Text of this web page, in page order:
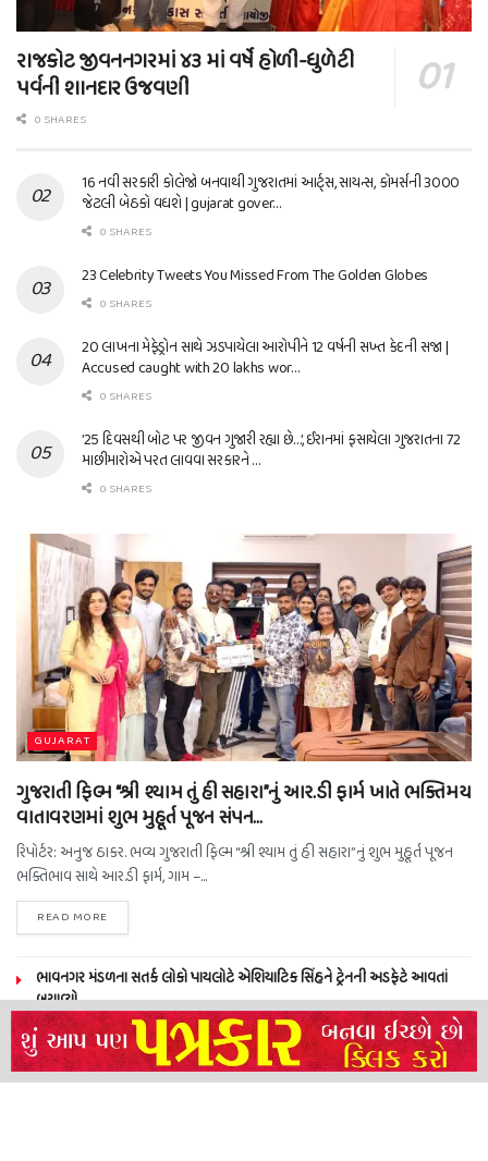
રાજકોટ જીવનનગરમાં ૪૩ માં વર્ષે હોળી-ધુળેટી
પર્વની શાનદાર ઉજવણી
0 SHARES
16 નવી સરકારી કોલેજો બનવાથી ગુજરાતમાં આર્ટ્સ, સાયન્સ, કોમર્સની 3000
જેટલી બેઠકો વધશે | gujarat gover…
0 SHARES
23 Celebrity Tweets You Missed From The Golden Globes
0 SHARES
20 લાખના મેફેડ્રોન સાથે ઝડપાયેલા આરોપીને 12 વર્ષની સખ્ત કેદની સજા |
Accused caught with 20 lakhs wor…
0 SHARES
’25 દિવસથી બોટ પર જીવન ગુજારી રહ્યા છે…’, ઈરાનમાં ફસાયેલા ગુજરાતના 72
માછીમારોએ પરત લાવવા સરકારને …
0 SHARES
GUJARAT
ગુજરાતી ફિલ્મ “શ્રી શ્યામ તું હી સહારા”નું આર.ડી ફાર્મ ખાતે ભક્તિમય
વાતાવરણમાં શુભ મુહૂર્ત પૂજન સંપન…
રિપોર્ટર: અનુજ ઠાકર. ભવ્ય ગુજરાતી ફિલ્મ “શ્રી શ્યામ તું હી સહારા”નું શુભ મુહૂર્ત પૂજન
ભક્તિભાવ સાથે આર.ડી ફાર્મ, ગામ –...
READ MORE
ભાવનગર મંડળના સતર્ક લોકો પાયલોટે એશિયાટિક સિંહને ટ્રેનની અડફેટે આવતાં
બચાવ્યો
NEERAJ TIWARI’S ACTION FRANCHISE ROLLS WITH TIGER SHROFF,
REMO D’SOUZA AND A POWER-PACKED ENSEMBLE
ધારી પત્રકાર સંઘ – અમરેલી બ્રોડગેજ કમેટી દ્વારા જીલ્લા કલેકટર ને આવેદનપત્ર